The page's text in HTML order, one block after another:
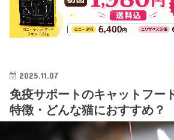
2025.11.07
免疫サポートのキャットフー
特徴・どんな猫におすすめ？